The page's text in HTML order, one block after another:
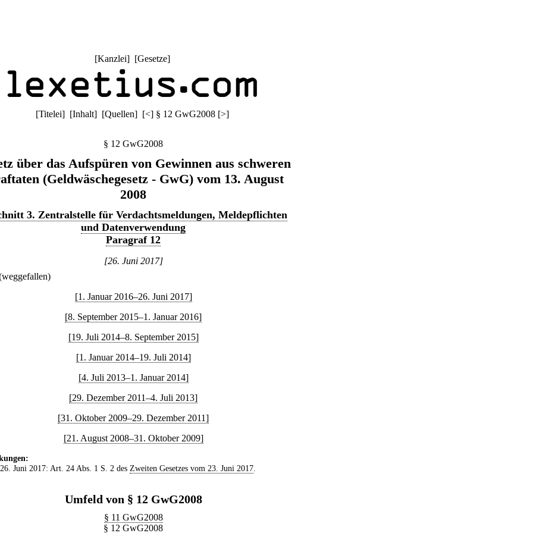
[Kanzlei] [Gesetze]
[Titelei] [Inhalt] [Quellen] [<] § 12 GwG2008 [>]
§ 12 GwG2008
über das Aufspüren von Gewinnen aus schweren
(Geldwäschegesetz - GwG) vom 13. August
2008
3. Zentralstelle für Verdachtsmeldungen, Meldepflichten
und Datenverwendung
Paragraf 12
[26. Juni 2017]
[1. Januar 2016–26. Juni 2017]
[8. September 2015–1. Januar 2016]
[19. Juli 2014–8. September 2015]
[1. Januar 2014–19. Juli 2014]
[4. Juli 2013–1. Januar 2014]
[29. Dezember 2011–4. Juli 2013]
[31. Oktober 2009–29. Dezember 2011]
[21. August 2008–31. Oktober 2009]
. 26. Juni 2017: Art. 24 Abs. 1 S. 2 des Zweiten Gesetzes vom 23. Juni 2017.
Umfeld von § 12 GwG2008
§ 11 GwG2008
§ 12 GwG2008